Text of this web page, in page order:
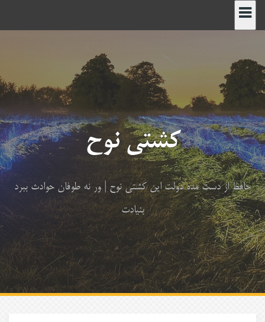
پرش
به
کشتی نوح
حافظ از دست مده دولت این کشتی نوح | ور نه طوفان حوادث ببرد
بنیادت